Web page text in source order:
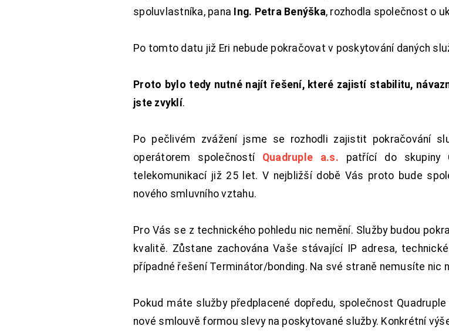
spoluvlastníka, pana Ing. Petra Benýška, rozhodla společnost o
Po tomto datu již Eri nebude pokračovat v poskytování daných
Proto bylo tedy nutné najít řešení, které zajistí stabilitu,
jste zvyklí.
Po pečlivém zvážení jsme se rozhodli zajistit pokračování
operátorem společností Quadruple a.s. patřící do skupiny
telekomunikací již 25 let. V nejbližší době Vás proto bude
nového smluvního vztahu.
Pro Vás se z technického pohledu nic nemění. Služby budou
kvalitě. Zůstane zachována Vaše stávající IP adresa,
případné řešení Terminátor/bonding. Na své straně nemusíte nic
Pokud máte služby předplacené dopředu, společnost
nové smlouvě formou slevy na poskytované služby. Konkrétní